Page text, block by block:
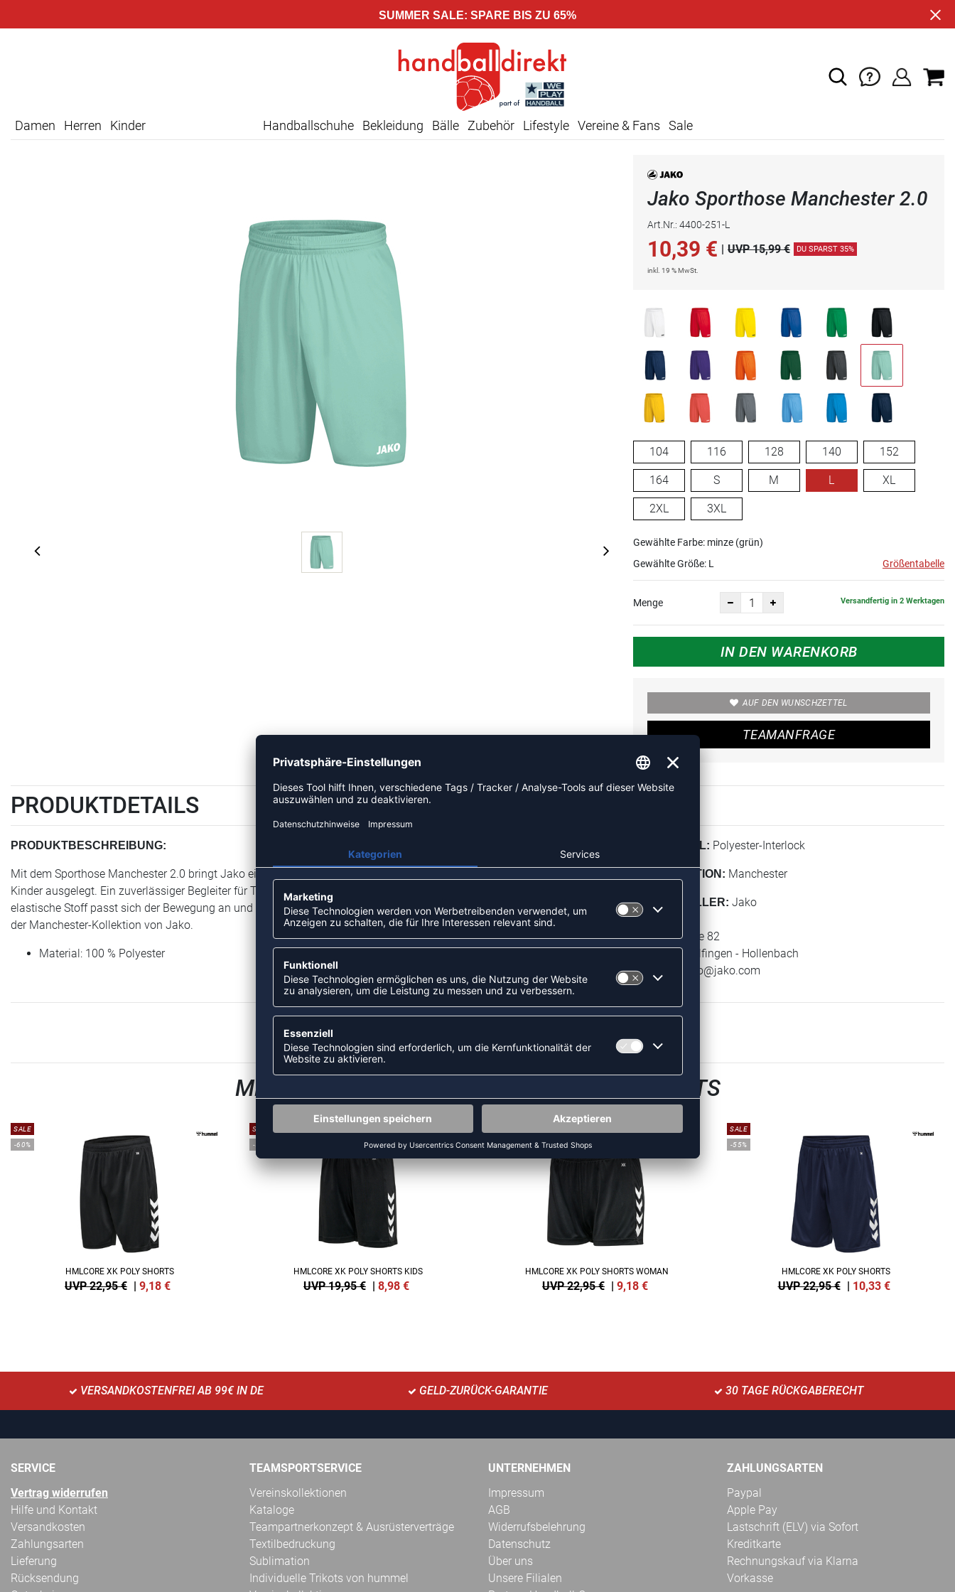
SUMMER SALE: SPARE BIS ZU 65%
Damen Herren Kinder Handballschuhe Bekleidung Bälle Zubehör Lifestyle Vereine & Fans Sale
Jako Sporthose Manchester 2.0
Art.Nr.: 4400-251-L
10,39 € | UVP 15,99 € DU SPARST 35%
inkl. 19 % MwSt.
104 116 128 140 152
164 S M L XL
2XL 3XL
Gewählte Farbe: minze (grün)
Gewählte Größe: L Größentabelle
Menge Versandfertig in 2 Werktagen
IN DEN WARENKORB
AUF DEN WUNSCHZETTEL
TEAMANFRAGE
PRODUKTDETAILS
PRODUKTBESCHREIBUNG:
Mit dem Sporthose Manchester 2.0 bringt Jako einen Artikel der Kategorie Short an den Start. Dieses Modell ist speziell für
Kinder ausgelegt. Ein zuverlässiger Begleiter für Training und Wettkampf, der Beinfreiheit und Sitzkomfort verbindet. Der
elastische Stoff passt sich der Bewegung an und schränkt dabei nicht ein. Ausstattung: mit Kordelzug. Das Modell ist Teil
der Manchester-Kollektion von Jako.
Material: 100 % Polyester
MATERIAL: Polyester-Interlock
KOLLEKTION: Manchester
HERSTELLER: Jako
Amtstrasse 82
74673 Mulfingen - Hollenbach
info@jako.com
MEHR AUS DER KATEGORIE HANDBALLSHORTS
SALE
-60%
HMLCORE XK POLY SHORTS
UVP 22,95 € | 9,18 €
SALE
-55%
HMLCORE XK POLY SHORTS KIDS
UVP 19,95 € | 8,98 €
-60%
HMLCORE XK POLY SHORTS WOMAN
UVP 22,95 € | 9,18 €
SALE
-55%
HMLCORE XK POLY SHORTS
UVP 22,95 € | 10,33 €
VERSANDKOSTENFREI AB 99€ IN DE GELD-ZURÜCK-GARANTIE 30 TAGE RÜCKGABERECHT
SERVICE
Vertrag widerrufen
Hilfe und Kontakt
Versandkosten
Zahlungsarten
Lieferung
Rücksendung
TEAMSPORTSERVICE
Vereinskollektionen
Kataloge
Teampartnerkonzept & Ausrüsterverträge
Textilbedruckung
Sublimation
Individuelle Trikots von hummel
UNTERNEHMEN
Impressum
AGB
Widerrufsbelehrung
Datenschutz
Über uns
Unsere Filialen
ZAHLUNGSARTEN
Paypal
Apple Pay
Lastschrift (ELV) via Sofort
Kreditkarte
Rechnungskauf via Klarna
Vorkasse